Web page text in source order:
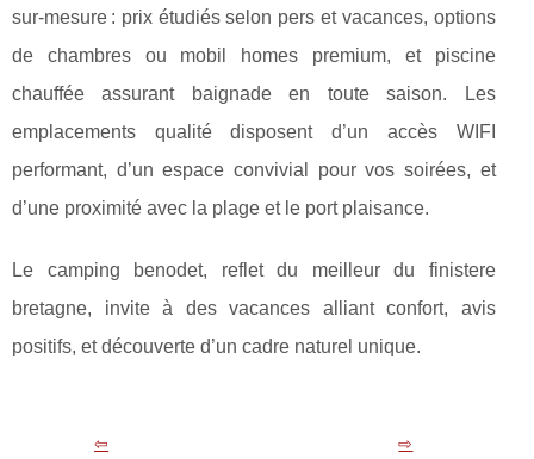
sur-mesure : prix étudiés selon pers et vacances, options
de chambres ou mobil homes premium, et piscine
chauffée assurant baignade en toute saison. Les
emplacements qualité disposent d’un accès WIFI
performant, d’un espace convivial pour vos soirées, et
d’une proximité avec la plage et le port plaisance.
Le camping benodet, reflet du meilleur du finistere
bretagne, invite à des vacances alliant confort, avis
positifs, et découverte d’un cadre naturel unique.